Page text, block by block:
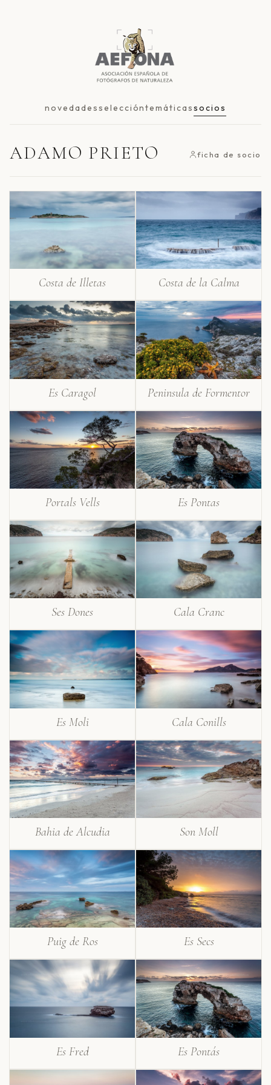
novedadesseleccióntemáticassocios
ADAMO PRIETO ficha de socio
Costa de Illetas Costa de la Calma
Es Caragol Peninsula de Formentor
Portals Vells Es Pontas
Ses Dones Cala Cranc
Es Moli Cala Conills
Bahia de Alcudia Son Moll
Puig de Ros Es Secs
Es Fred Es Pontás